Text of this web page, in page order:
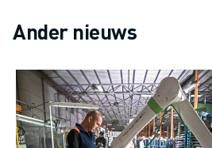
JOBS
JOIN US » JOB PORTAAL
CONTACT
CONTACT
LOCATIES
Ander nieuws